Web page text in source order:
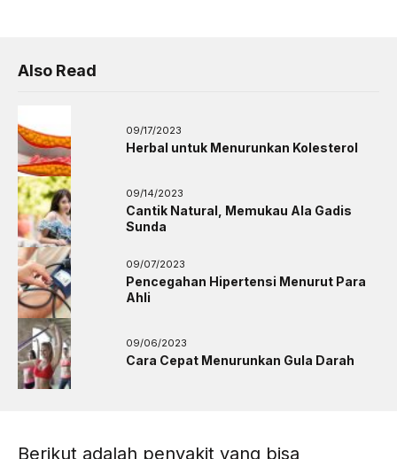
Also Read
09/17/2023
Herbal untuk Menurunkan Kolesterol
09/14/2023
Cantik Natural, Memukau Ala Gadis
Sunda
09/07/2023
Pencegahan Hipertensi Menurut Para
Ahli
09/06/2023
Cara Cepat Menurunkan Gula Darah
Berikut adalah penyakit yang bisa